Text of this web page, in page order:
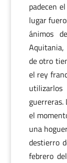
padecen
lugar
ánimos
de otro
el rey
guerreras.
el
una
destierro
febrero